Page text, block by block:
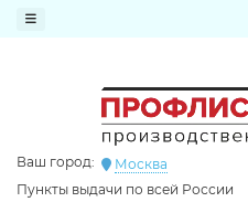
Ваш город:
Москва
Пункты выдачи по всей России